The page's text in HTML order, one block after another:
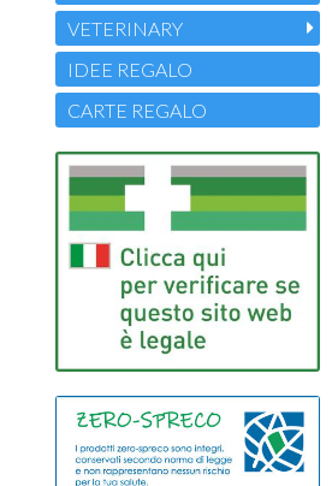
VETERINARY
IDEE REGALO
CARTE REGALO